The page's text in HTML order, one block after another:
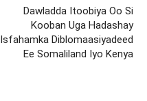
Dawladda Itoobiya Oo Si
Kooban Uga Hadashay
Isfahamka Diblomaasiyadeed
Ee Somaliland Iyo Kenya